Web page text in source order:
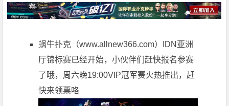
蜗牛扑克（www.allnew366.com）IDN亚洲
厅锦标赛已经开始，小伙伴们赶快报名参赛
了哦，周六晚19:00VIP冠军赛火热推出，赶
快来领票咯